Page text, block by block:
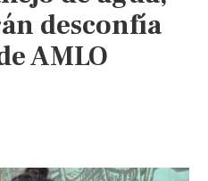
Conagua
(noticias
Laguna)
desconfía
AMLO